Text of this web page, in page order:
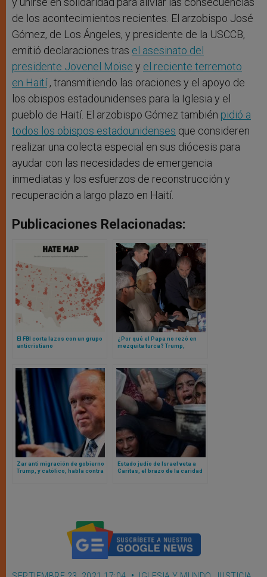
de los acontecimientos recientes. El arzobispo José
Gómez, de Los Ángeles, y presidente de la USCCB,
emitió declaraciones tras el asesinato del
presidente Jovenel Moïse y el reciente terremoto
en Haití, transmitiendo las oraciones y el apoyo de
los obispos estadounidenses para la Iglesia y el
pueblo de Haití. El arzobispo Gómez también pidió a
todos los obispos estadounidenses que consideren
realizar una colecta especial en sus diócesis para
ayudar con las necesidades de emergencia
inmediatas y los esfuerzos de reconstrucción y
recuperación a largo plazo en Haití.
Publicaciones Relacionadas:
El FBI corta lazos con un grupo
anticristiano
¿Por qué el Papa no rezó en
mezquita turca? Trump,
Zar anti migración de gobierno
Trump, y católico, habla contra
Estado judío de Israel veta a
Caritas, el brazo de la caridad